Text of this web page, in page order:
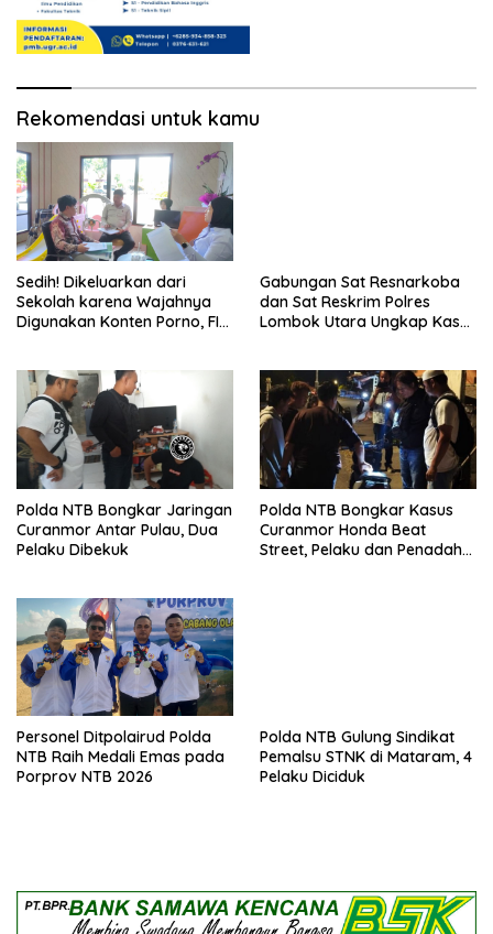
Rekomendasi untuk kamu
Sedih! Dikeluarkan dari
Sekolah karena Wajahnya
Digunakan Konten Porno, FIH
Gabungan Sat Resnarkoba
dan Sat Reskrim Polres
Lombok Utara Ungkap Kasus
Polda NTB Bongkar Jaringan
Curanmor Antar Pulau, Dua
Pelaku Dibekuk
Polda NTB Bongkar Kasus
Curanmor Honda Beat
Street, Pelaku dan Penadah
Personel Ditpolairud Polda
NTB Raih Medali Emas pada
Porprov NTB 2026
Polda NTB Gulung Sindikat
Pemalsu STNK di Mataram, 4
Pelaku Diciduk